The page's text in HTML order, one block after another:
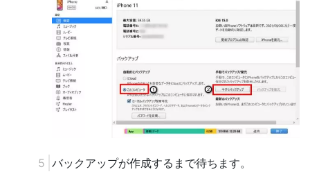
バックアップが作成するまで待ちます。